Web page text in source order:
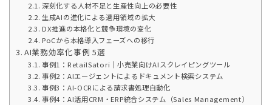
深刻化する人材不足と生産性向上の必要性
生成AIの進化による適用領域の拡大
DX推進の本格化と競争環境の変化
PoCから本格導入フェーズへの移行
AI業務効率化事例 5選
事例1：RetailSatori｜小売業向けAIスクレイピングツール
事例2：AIエージェントによるドキュメント検索システム
事例3：AI-OCRによる請求書処理自動化
事例4：AI活用CRM・ERP統合システム（Sales Management）